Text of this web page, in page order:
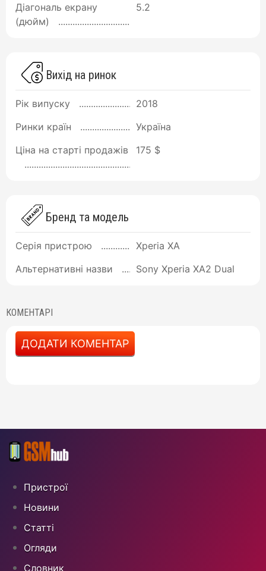
Діагональ екрану
(дюйм)
5.2
Вихід на ринок
Рік випуску
2018
Ринки країн
Україна
Ціна на старті продажів
175 $
Бренд та модель
Серія пристрою
Xperia XA
Альтернативні назви
Sony Xperia XA2 Dual
КОМЕНТАРІ
ДОДАТИ КОМЕНТАР
Пристрої
Новини
Статті
Огляди
Cловник